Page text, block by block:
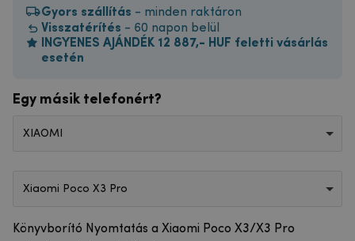
Gyors szállítás - minden raktáron
Visszatérítés - 60 napon belül
INGYENES AJÁNDÉK 12 887,- HUF feletti vásárlás
esetén
Egy másik telefonért?
XIAOMI
Xiaomi Poco X3 Pro
Könyvborító Nyomtatás a Xiaomi Poco X3/X3 Pro